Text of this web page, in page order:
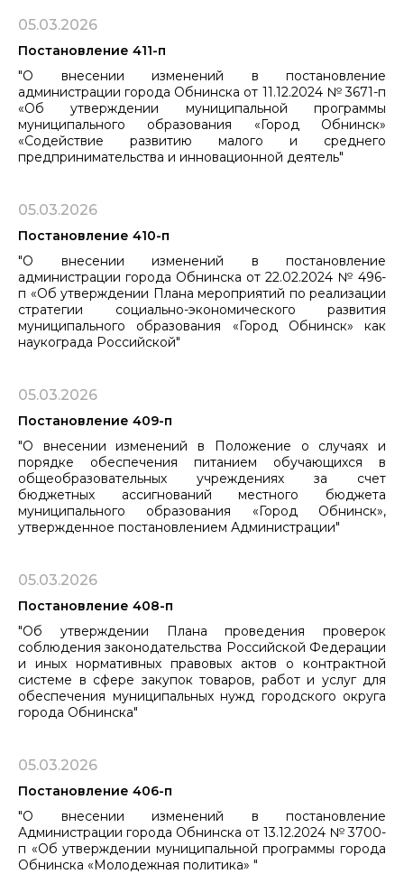
05.03.2026
Постановление 411-п
"О внесении изменений в постановление
администрации города Обнинска от 11.12.2024 № 3671-п
«Об утверждении муниципальной программы
муниципального образования «Город Обнинск»
«Содействие развитию малого и среднего
предпринимательства и инновационной деятель"
05.03.2026
Постановление 410-п
"О внесении изменений в постановление
администрации города Обнинска от 22.02.2024 № 496-
п «Об утверждении Плана мероприятий по реализации
стратегии социально-экономического развития
муниципального образования «Город Обнинск» как
наукограда Российской"
05.03.2026
Постановление 409-п
"О внесении изменений в Положение о случаях и
порядке обеспечения питанием обучающихся в
общеобразовательных учреждениях за счет
бюджетных ассигнований местного бюджета
муниципального образования «Город Обнинск»,
утвержденное постановлением Администрации"
05.03.2026
Постановление 408-п
"Об утверждении Плана проведения проверок
соблюдения законодательства Российской Федерации
и иных нормативных правовых актов о контрактной
системе в сфере закупок товаров, работ и услуг для
обеспечения муниципальных нужд городского округа
города Обнинска"
05.03.2026
Постановление 406-п
"О внесении изменений в постановление
Администрации города Обнинска от 13.12.2024 № 3700-
п «Об утверждении муниципальной программы города
Обнинска «Молодежная политика» "